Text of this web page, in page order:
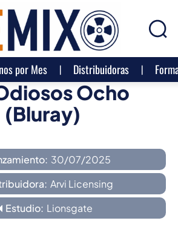
por Mes Distribuidoras
Ocho
(Bluray)
30/07/2025
Arvi Licensing
Estudio: Lionsgate